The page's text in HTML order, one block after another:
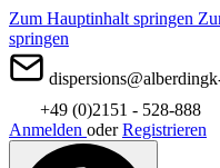
Zum Hauptinhalt springen
springen
+49 (0)2151 - 528-888
Anmelden oder Registrieren